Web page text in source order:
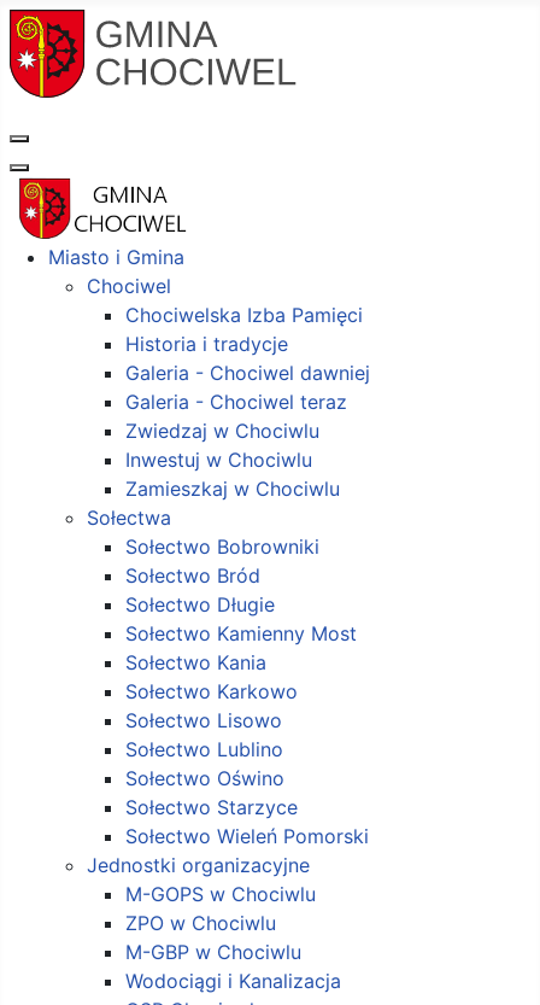
Miasto i Gmina
Chociwel
Chociwelska Izba Pamięci
Historia i tradycje
Galeria - Chociwel dawniej
Galeria - Chociwel teraz
Zwiedzaj w Chociwlu
Inwestuj w Chociwlu
Zamieszkaj w Chociwlu
Sołectwa
Sołectwo Bobrowniki
Sołectwo Bród
Sołectwo Długie
Sołectwo Kamienny Most
Sołectwo Kania
Sołectwo Karkowo
Sołectwo Lisowo
Sołectwo Lublino
Sołectwo Oświno
Sołectwo Starzyce
Sołectwo Wieleń Pomorski
Jednostki organizacyjne
M-GOPS w Chociwlu
ZPO w Chociwlu
M-GBP w Chociwlu
Wodociągi i Kanalizacja